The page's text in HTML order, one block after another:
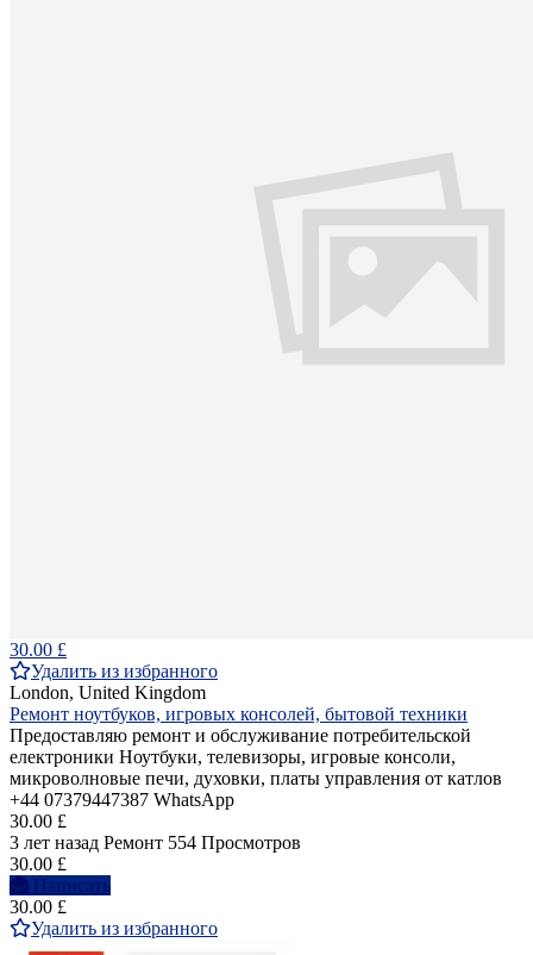
30.00 £
Удалить из избранного
London, United Kingdom
Ремонт ноутбуков, игровых консолей, бытовой техники
Предоставляю ремонт и обслуживание потребительской
електроники Ноутбуки, телевизоры, игровые консоли,
микроволновые печи, духовки, платы управления от катлов
+44 07379447387 WhatsApp
30.00 £
3 лет назад Ремонт 554 Просмотров
30.00 £
Написать
30.00 £
Удалить из избранного